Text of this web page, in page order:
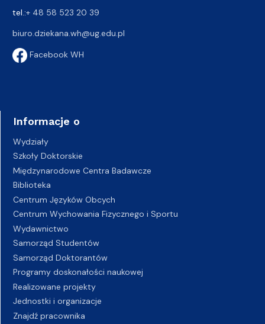
tel.:+ 48 58 523 20 39
biuro.dziekana.wh@ug.edu.pl
Facebook WH
Informacje o
Wydziały
Szkoły Doktorskie
Międzynarodowe Centra Badawcze
Biblioteka
Centrum Języków Obcych
Centrum Wychowania Fizycznego i Sportu
Wydawnictwo
Samorząd Studentów
Samorząd Doktorantów
Programy doskonałości naukowej
Realizowane projekty
Jednostki i organizacje
Znajdź pracownika